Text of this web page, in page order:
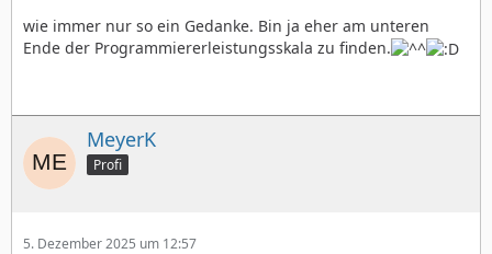
wie immer nur so ein Gedanke. Bin ja eher am unteren
Ende der Programmiererleistungsskala zu finden.
MeyerK
Profi
5. Dezember 2025 um 12:57